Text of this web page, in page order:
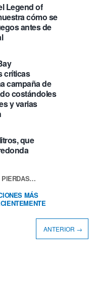
Legend of
cómo se
antes de
críticas
campaña de
costándoles
y varias
que
PIERDAS…
MÁS
ANTERIOR →